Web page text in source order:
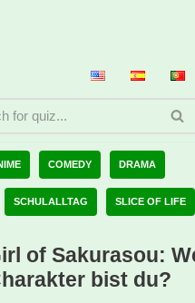
COMEDY DRAMA
SCHULALLTAG SLICE OF LIFE
of Sakurasou:
bist du?